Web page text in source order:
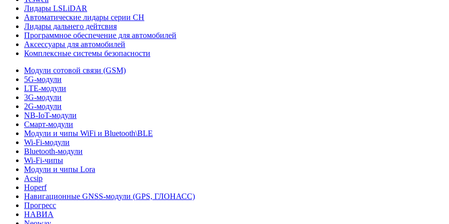
Лидары LSLiDAR
Автоматические лидары серии CH
Лидары дальнего дейтсвия
Программное обеспечение для автомобилей
Аксессуары для автомобилей
Комплексные системы безопасности
Модули сотовой связи (GSM)
5G-модули
LTE-модули
3G-модули
2G-модули
NB-IoT-модули
Смарт-модули
Модули и чипы WiFi и Bluetooth\BLE
Wi-Fi-модули
Bluetooth-модули
Wi-Fi-чипы
Модули и чипы Lora
Acsip
Hoperf
Навигационные GNSS-модули (GPS, ГЛОНАСС)
Прогресс
НАВИА